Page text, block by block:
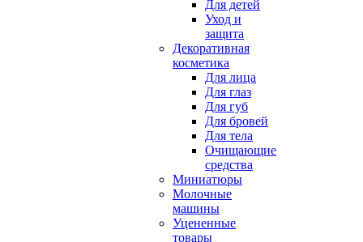
Для детей
Уход и
защита
Декоративная
косметика
Для лица
Для глаз
Для губ
Для бровей
Для тела
Очищающие
средства
Миниатюры
Молочные
машины
Уцененные
товары